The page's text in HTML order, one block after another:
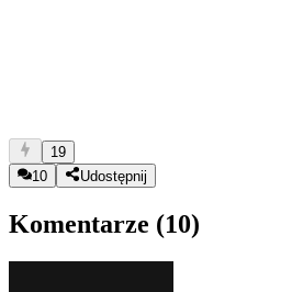
19
10
Udostępnij
Komentarze (10)